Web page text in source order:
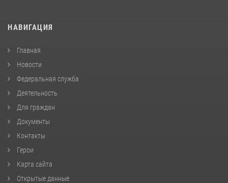
НАВИГАЦИЯ
Главная
Новости
Федеральная служба
Деятельность
Для граждан
Документы
Контакты
Герои
Карта сайта
Открытые данные